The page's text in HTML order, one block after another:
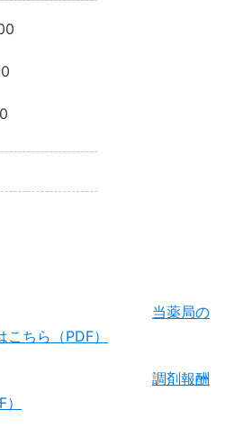
当薬局の
ちら（PDF）
調剤報酬